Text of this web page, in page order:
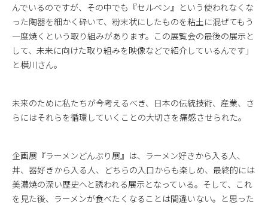
んでいるのですが、その中でも『セルベン』という使われなくな
った陶器を細かく砕いて、粉末状にしたものを粘土に混ぜてもう
一度焼くという取り組みがあります。この展覧会の最後の展示と
して、未来に向けた取り組みを映像などで紹介しているんです」
と横川さん。
未来のために私たちが今考えるべき、日本の伝統技術、産業、さ
らにはそれらを循環していくことの大切さを痛感させられた。
企画展『ラーメンどんぶり展』は、ラーメン好きから入る人、
丼、器好きから入る人、どちらの入口からも楽しめ、最終的には
美濃焼の深い歴史へと誘われる展示となっている。そして、これ
を見た後、ラーメンが食べたくなることは間違いない。と思った